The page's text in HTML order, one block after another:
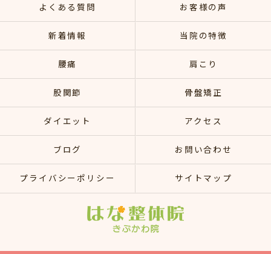
よくある質問 お客様の声
新着情報 当院の特徴
腰痛 肩こり
股関節 骨盤矯正
ダイエット アクセス
ブログ お問い合わせ
プライバシーポリシー サイトマップ